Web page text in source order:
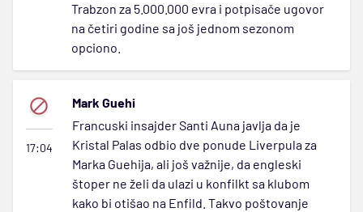
Trabzon za 5.000.000 evra i potpisače ugovor
na četiri godine sa još jednom sezonom
opciono.
17:04
Mark Guehi
Francuski insajder Santi Auna javlja da je
Kristal Palas odbio dve ponude Liverpula za
Marka Guehija, ali još važnije, da engleski
štoper ne želi da ulazi u konfilkt sa klubom
kako bi otišao na Enfild. Takvo poštovanje